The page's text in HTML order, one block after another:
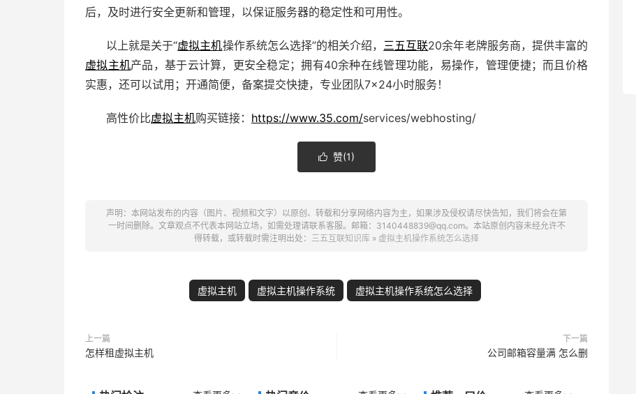
后，及时进行安全更新和管理，以保证服务器的稳定性和可用性。
以上就是关于“虚拟主机操作系统怎么选择”的相关介绍， 三五互联20余年老牌服务商，提供丰富的
虚拟主机产品，基于云计算，更安全稳定；拥有40余种在线管理功能，易操作，管理便捷；而且价格
实惠，还可以试用；开通简便，备案提交快捷，专业团队7×24小时服务！
高性价比虚拟主机购买链接： https://www.35.com/services/webhosting/
 赞(1)
声明：本网站发布的内容（图片、视频和文字）以原创、转载和分享网络内容为主，如果涉及侵权请尽快告知，我们将会在第
一时间删除。文章观点不代表本网站立场，如需处理请联系客服。邮箱：3140448839@qq.com。本站原创内容未经允许不
得转载，或转载时需注明出处： 三五互联知识库 » 虚拟主机操作系统怎么选择
虚拟主机 虚拟主机操作系统 虚拟主机操作系统怎么选择
上一篇
怎样租虚拟主机
下一篇
公司邮箱容量满 怎么删